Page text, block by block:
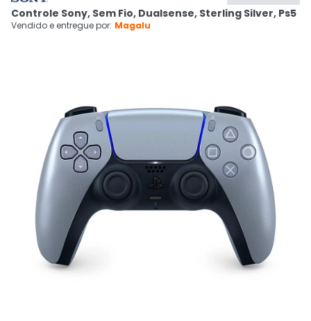
Cupons
CADASTRE-SE
Controle Sony, Sem Fio, Dualsense, Sterling Silver, Ps5
Vendido e entregue por: Magalu